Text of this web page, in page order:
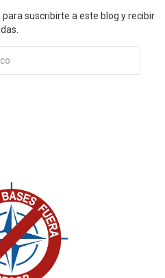
suscribirte a este blog y recibir